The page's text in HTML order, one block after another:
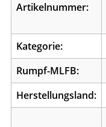
Artikelnummer:
Kategorie:
Rumpf-MLFB:
Herstellungsland: